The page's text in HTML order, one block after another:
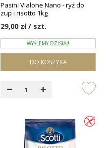
Pasini Vialone Nano - ryż do
zup i risotto 1kg
29,00 zł / szt.
WYŚLEMY DZISIAJ!
DO KOSZYKA